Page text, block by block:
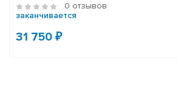
0 отзывов
заканчивается
31 750 ₽